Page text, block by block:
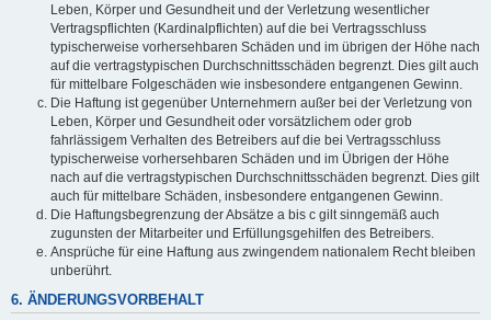
Leben, Körper und Gesundheit und der Verletzung wesentlicher
Vertragspflichten (Kardinalpflichten) auf die bei Vertragsschluss
typischerweise vorhersehbaren Schäden und im übrigen der Höhe nach
auf die vertragstypischen Durchschnittsschäden begrenzt. Dies gilt auch
für mittelbare Folgeschäden wie insbesondere entgangenen Gewinn.
Die Haftung ist gegenüber Unternehmern außer bei der Verletzung von
Leben, Körper und Gesundheit oder vorsätzlichem oder grob
fahrlässigem Verhalten des Betreibers auf die bei Vertragsschluss
typischerweise vorhersehbaren Schäden und im Übrigen der Höhe
nach auf die vertragstypischen Durchschnittsschäden begrenzt. Dies gilt
auch für mittelbare Schäden, insbesondere entgangenen Gewinn.
Die Haftungsbegrenzung der Absätze a bis c gilt sinngemäß auch
zugunsten der Mitarbeiter und Erfüllungsgehilfen des Betreibers.
Ansprüche für eine Haftung aus zwingendem nationalem Recht bleiben
unberührt.
6. ÄNDERUNGSVORBEHALT